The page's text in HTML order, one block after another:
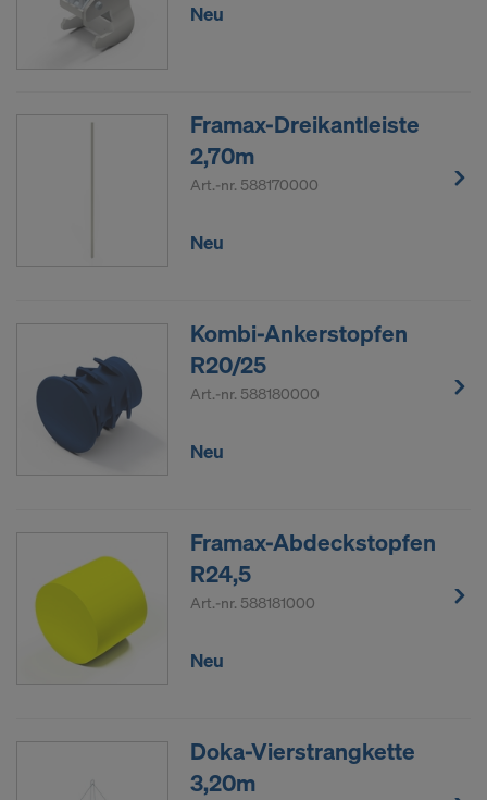
Neu
Framax-Dreikantleiste
2,70m
Art.-nr. 588170000
Neu
Kombi-Ankerstopfen
R20/25
Art.-nr. 588180000
Neu
Framax-Abdeckstopfen
R24,5
Art.-nr. 588181000
Neu
Doka-Vierstrangkette
3,20m